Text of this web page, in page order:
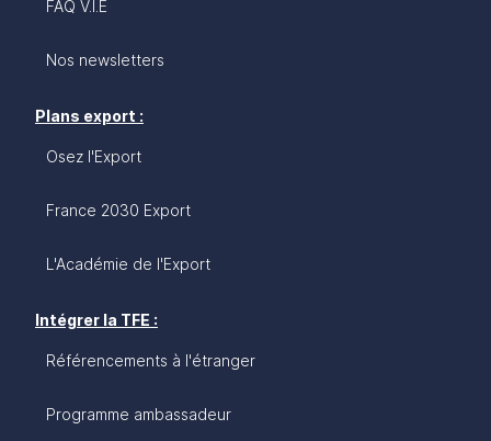
FAQ V.I.E
Nos newsletters
Plans export :
Osez l'Export
France 2030 Export
L'Académie de l'Export
Intégrer la TFE :
Référencements à l'étranger
Programme ambassadeur